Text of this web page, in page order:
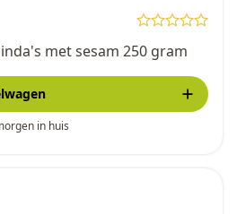
met sesam 250 gram
in huis